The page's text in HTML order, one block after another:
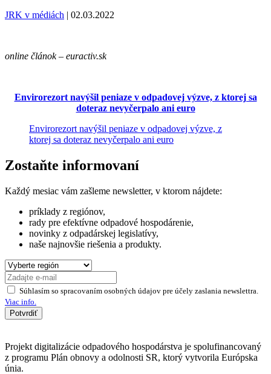
JRK v médiách | 02.03.2022
online článok – euractiv.sk
Envirorezort navýšil peniaze v odpadovej výzve, z ktorej sa
doteraz nevyčerpalo ani euro
Envirorezort navýšil peniaze v odpadovej výzve, z
ktorej sa doteraz nevyčerpalo ani euro
Zostaňte informovaní
Každý mesiac vám zašleme newsletter, v ktorom nájdete:
príklady z regiónov,
rady pre efektívne odpadové hospodárenie,
novinky z odpadárskej legislatívy,
naše najnovšie riešenia a produkty.
Súhlasím so spracovaním osobných údajov pre účely zaslania newslettra.
Viac info.
Potvrdiť
Projekt digitalizácie odpadového hospodárstva je spolufinancovaný
z programu Plán obnovy a odolnosti SR, ktorý vytvorila Európska
únia.